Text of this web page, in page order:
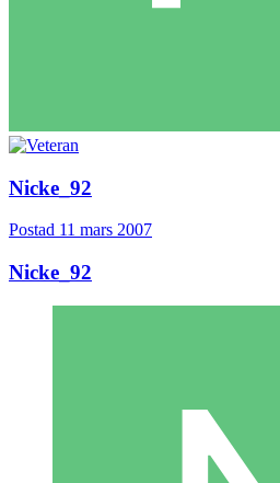
Nicke_92
Postad 11 mars 2007
Nicke_92